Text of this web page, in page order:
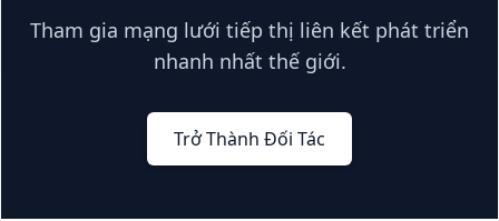
Tham gia mạng lưới tiếp thị liên kết phát triển
nhanh nhất thế giới.
Trở Thành Đối Tác